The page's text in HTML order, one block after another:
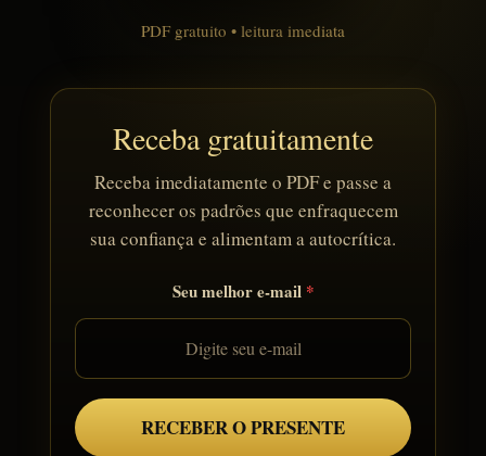
PDF gratuito • leitura imediata
Receba gratuitamente
Receba imediatamente o PDF e passe a
reconhecer os padrões que enfraquecem
sua confiança e alimentam a autocrítica.
Seu melhor e-mail
RECEBER O PRESENTE